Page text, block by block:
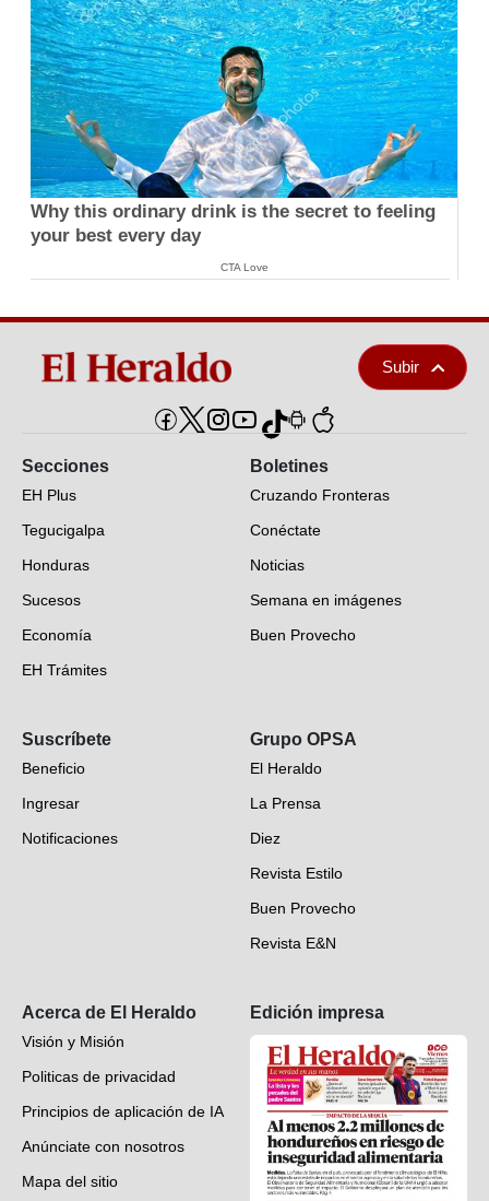
Why this ordinary drink is the secret to feeling
your best every day
CTA Love
Subir
Secciones
EH Plus
Tegucigalpa
Honduras
Sucesos
Economía
EH Trámites
EH Verifica
Fotogalerías
Deportes
Videos
Boletines
Cruzando Fronteras
Conéctate
Noticias
Semana en imágenes
Buen Provecho
Suscríbete
Beneficio
Ingresar
Notificaciones
Grupo OPSA
El Heraldo
La Prensa
Diez
Revista Estilo
Buen Provecho
Revista E&N
Acerca de El Heraldo
Visión y Misión
Politicas de privacidad
Principios de aplicación de IA
Anúnciate con nosotros
Mapa del sitio
Edición impresa